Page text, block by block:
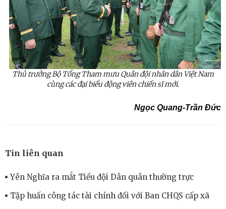
Thủ trưởng Bộ Tổng Tham mưu Quân đội nhân dân Việt Nam
cùng các đại biểu động viên chiến sĩ mới.
Ngọc Quang-Trần Đức
Tin liên quan
Yên Nghĩa ra mắt Tiểu đội Dân quân thường trực
Tập huấn công tác tài chính đối với Ban CHQS cấp xã